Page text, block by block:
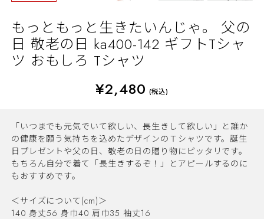
もっともっと生きたいんじゃ。 父の
日 敬老の日 ka400-142 ギフトTシャ
ツ おもしろ Tシャツ
¥2,480 (税込)
「いつまでも元気でいて欲しい、長生きして欲しい」と誰か
の健康を願う気持ちを込めたデザインのＴシャツです。誕生
日プレゼントや父の日、敬老の日の贈り物にピッタリです。
もちろん自分で着て「長生きするぞ！」とアピールするのに
もおすすめです。
＜サイズについて(cm)＞
140 身丈56 身巾40 肩巾35 袖丈16